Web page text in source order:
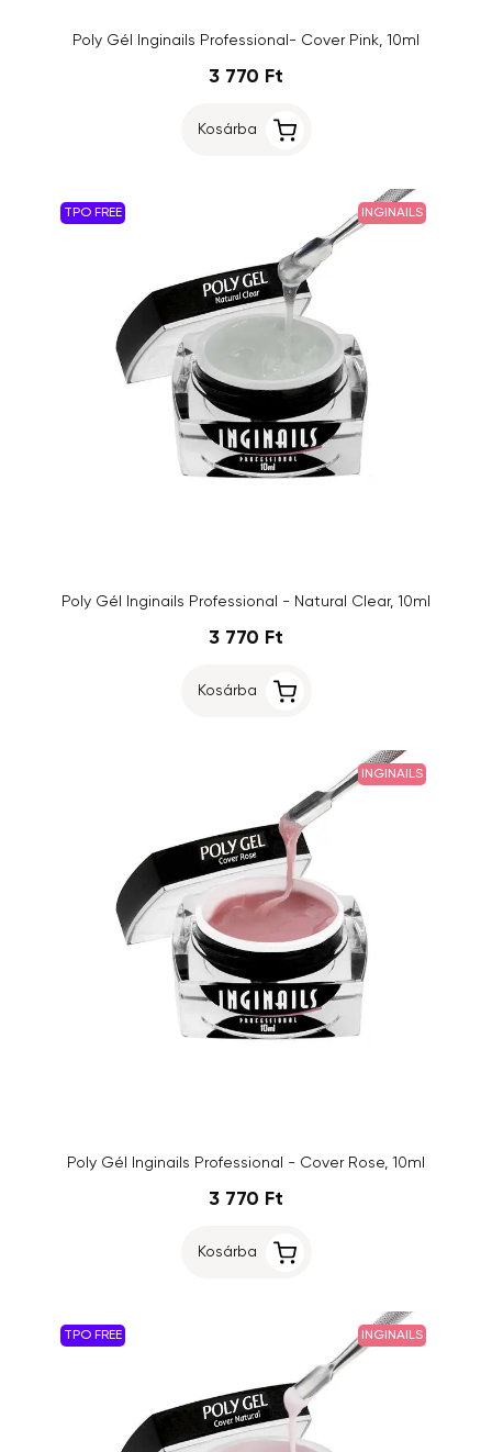
Poly Gél Inginails Professional- Cover Pink, 10ml
3 770 Ft
Kosárba
TPO FREE INGINAILS
Poly Gél Inginails Professional - Natural Clear, 10ml
3 770 Ft
Kosárba
INGINAILS
Poly Gél Inginails Professional - Cover Rose, 10ml
3 770 Ft
Kosárba
TPO FREE INGINAILS